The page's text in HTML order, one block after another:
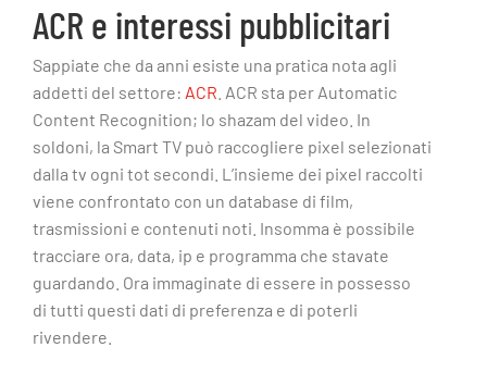
ACR e interessi pubblicitari
Sappiate che da anni esiste una pratica nota agli
addetti del settore: ACR . ACR sta per Automatic
Content Recognition; lo shazam del video. In
soldoni, la Smart TV può raccogliere pixel selezionati
dalla tv ogni tot secondi. L’insieme dei pixel raccolti
viene confrontato con un database di film,
trasmissioni e contenuti noti. Insomma è possibile
tracciare ora, data, ip e programma che stavate
guardando. Ora immaginate di essere in possesso
di tutti questi dati di preferenza e di poterli
rivendere.